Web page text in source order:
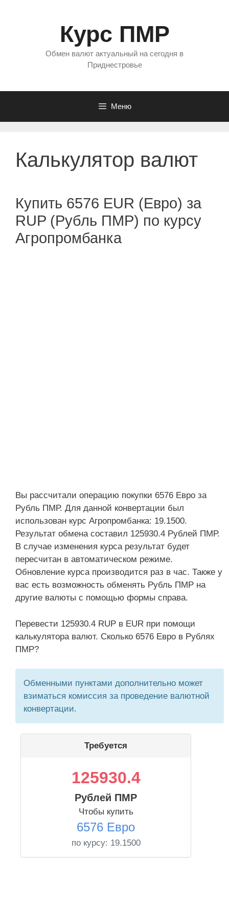
Курс ПМР
Обмен валют актуальный на сегодня в
Приднестровье
Меню
Калькулятор валют
Купить 6576 EUR (Евро) за
RUP (Рубль ПМР) по курсу
Агропромбанка
Вы рассчитали операцию покупки 6576 Евро за
Рубль ПМР. Для данной конвертации был
использован курс Агропромбанка: 19.1500.
Результат обмена составил 125930.4 Рублей ПМР.
В случае изменения курса результат будет
пересчитан в автоматическом режиме.
Обновление курса производится раз в час. Также у
вас есть возможность обменять Рубль ПМР на
другие валюты с помощью формы справа.
Перевести 125930.4 RUP в EUR при помощи
калькулятора валют. Сколько 6576 Евро в Рублях
ПМР?
Обменными пунктами дополнительно может
взиматься комиссия за проведение валютной
конвертации.
Требуется
125930.4
Рублей ПМР
Чтобы купить
6576 Евро
по курсу: 19.1500